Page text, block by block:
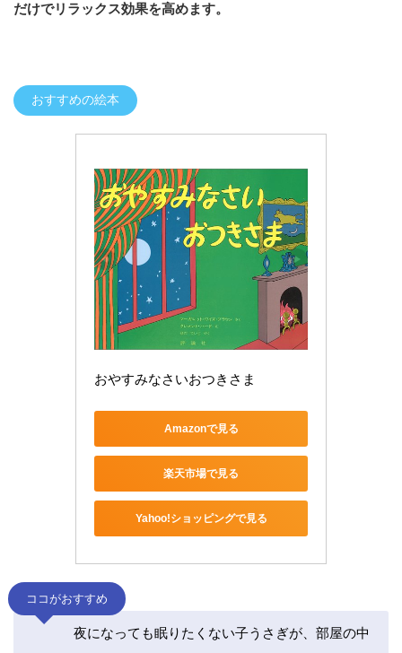
だけでリラックス効果を高めます。
おすすめの絵本
おやすみなさいおつきさま
Amazonで見る
楽天市場で見る
Yahoo!ショッピングで見る
ココがおすすめ
夜になっても眠りたくない子うさぎが、部屋の中